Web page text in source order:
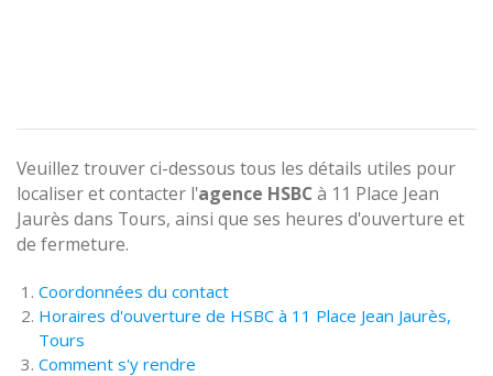
Veuillez trouver ci-dessous tous les détails utiles pour
localiser et contacter l'agence HSBC à 11 Place Jean
Jaurès dans Tours, ainsi que ses heures d'ouverture et
de fermeture.
Coordonnées du contact
Horaires d'ouverture de HSBC à 11 Place Jean Jaurès,
Tours
Comment s'y rendre